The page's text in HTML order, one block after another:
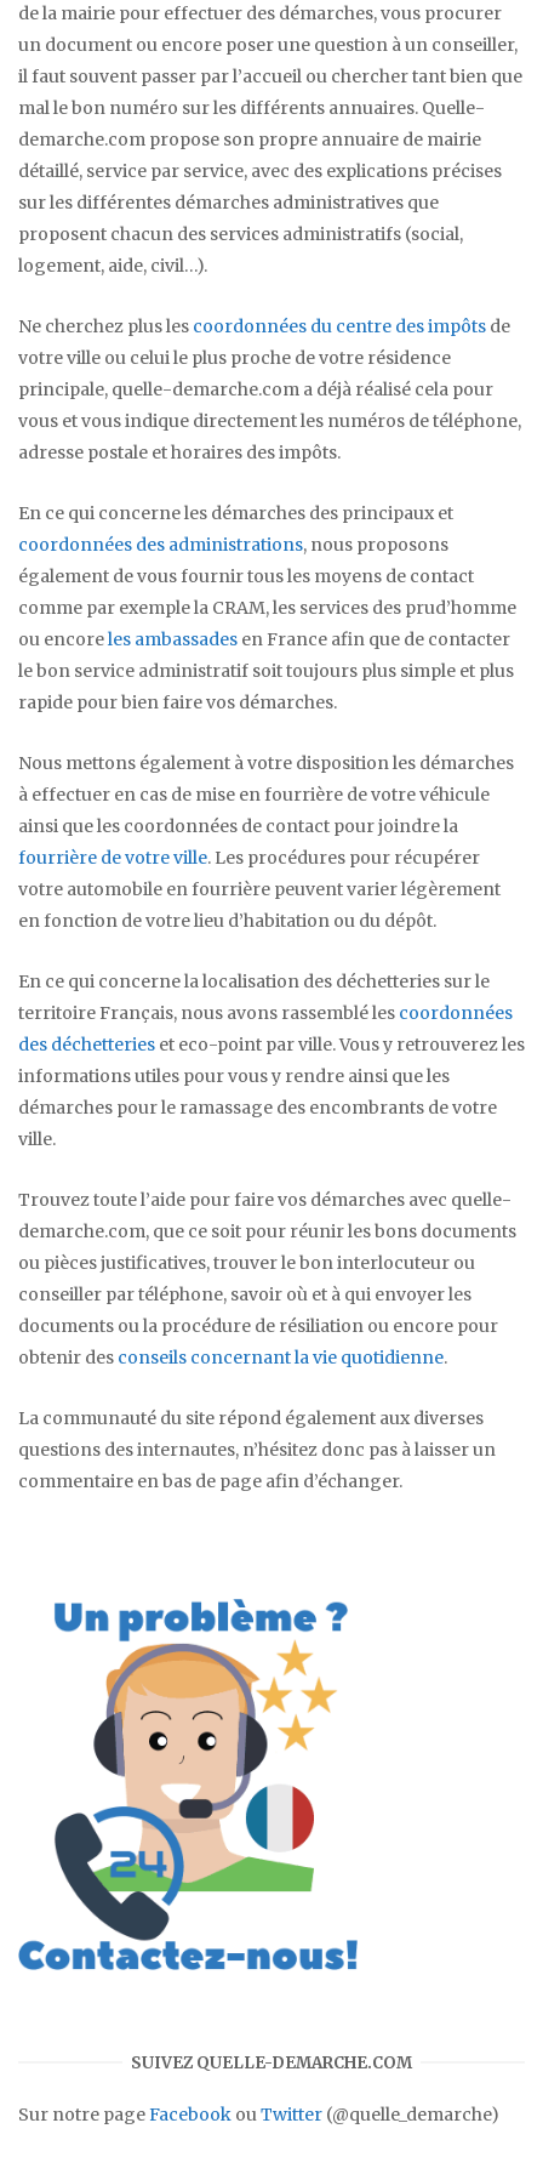
de la mairie pour effectuer des démarches, vous procurer
un document ou encore poser une question à un conseiller,
il faut souvent passer par l’accueil ou chercher tant bien que
mal le bon numéro sur les différents annuaires. Quelle-
demarche.com propose son propre annuaire de mairie
détaillé, service par service, avec des explications précises
sur les différentes démarches administratives que
proposent chacun des services administratifs (social,
logement, aide, civil…).
Ne cherchez plus les coordonnées du centre des impôts de
votre ville ou celui le plus proche de votre résidence
principale, quelle-demarche.com a déjà réalisé cela pour
vous et vous indique directement les numéros de téléphone,
adresse postale et horaires des impôts.
En ce qui concerne les démarches des principaux et
coordonnées des administrations, nous proposons
également de vous fournir tous les moyens de contact
comme par exemple la CRAM, les services des prud’homme
ou encoreles ambassades en France afin que de contacter
le bon service administratif soit toujours plus simple et plus
rapide pour bien faire vos démarches.
Nous mettons également à votre disposition les démarches
à effectuer en cas de mise en fourrière de votre véhicule
ainsi que les coordonnées de contact pour joindre la
fourrière de votre ville. Les procédures pour récupérer
votre automobile en fourrière peuvent varier légèrement
en fonction de votre lieu d’habitation ou du dépôt.
En ce qui concerne la localisation des déchetteries sur le
territoire Français, nous avons rassemblé les coordonnées
des déchetteries et eco-point par ville. Vous y retrouverez les
informations utiles pour vous y rendre ainsi que les
démarches pour le ramassage des encombrants de votre
ville.
Trouvez toute l’aide pour faire vos démarches avec quelle-
demarche.com, que ce soit pour réunir les bons documents
ou pièces justificatives, trouver le bon interlocuteur ou
conseiller par téléphone, savoir où et à qui envoyer les
documents ou la procédure de résiliation ou encore pour
obtenir des conseils concernant la vie quotidienne.
La communauté du site répond également aux diverses
questions des internautes, n’hésitez donc pas à laisser un
commentaire en bas de page afin d’échanger.
SUIVEZ QUELLE-DEMARCHE.COM
Sur notre pageFacebook ouTwitter (@quelle_demarche)